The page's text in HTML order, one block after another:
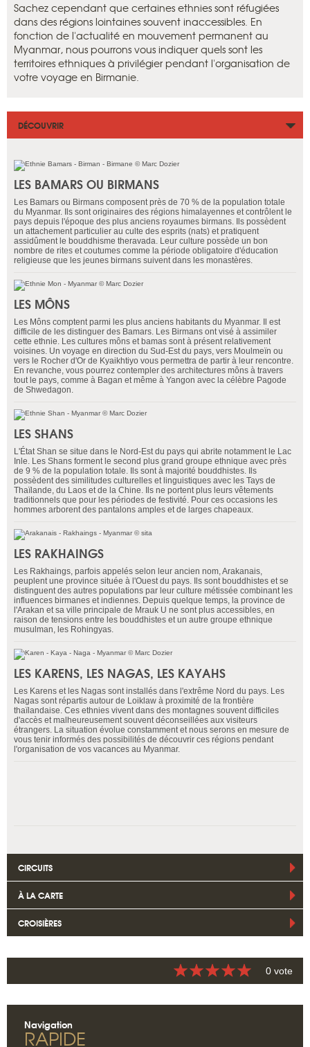
Sachez cependant que certaines ethnies sont réfugiées
dans des régions lointaines souvent inaccessibles. En
fonction de l'actualité en mouvement permanent au
Myanmar, nous pourrons vous indiquer quels sont les
territoires ethniques à privilégier pendant l'organisation de
votre voyage en Birmanie.
DÉCOUVRIR
LES BAMARS OU BIRMANS
Les Bamars ou Birmans composent près de 70 % de la population totale
du Myanmar. Ils sont originaires des régions himalayennes et contrôlent le
pays depuis l'époque des plus anciens royaumes birmans. Ils possèdent
un attachement particulier au culte des esprits (nats) et pratiquent
assidûment le bouddhisme theravada. Leur culture possède un bon
nombre de rites et coutumes comme la période obligatoire d'éducation
religieuse que les jeunes birmans suivent dans les monastères.
LES MÔNS
Les Môns comptent parmi les plus anciens habitants du Myanmar. Il est
difficile de les distinguer des Bamars. Les Birmans ont visé à assimiler
cette ethnie. Les cultures môns et bamas sont à présent relativement
voisines. Un voyage en direction du Sud-Est du pays, vers Moulmeïn ou
vers le Rocher d'Or de Kyaikhtiyo vous permettra de partir à leur rencontre.
En revanche, vous pourrez contempler des architectures môns à travers
tout le pays, comme à Bagan et même à Yangon avec la célèbre Pagode
de Shwedagon.
LES SHANS
L'État Shan se situe dans le Nord-Est du pays qui abrite notamment le Lac
Inle. Les Shans forment le second plus grand groupe ethnique avec près
de 9 % de la population totale. Ils sont à majorité bouddhistes. Ils
possèdent des similitudes culturelles et linguistiques avec les Tays de
Thaïlande, du Laos et de la Chine. Ils ne portent plus leurs vêtements
traditionnels que pour les périodes de festivité. Pour ces occasions les
hommes arborent des pantalons amples et de larges chapeaux.
LES RAKHAINGS
Les Rakhaings, parfois appelés selon leur ancien nom, Arakanais,
peuplent une province située à l'Ouest du pays. Ils sont bouddhistes et se
distinguent des autres populations par leur culture métissée combinant les
influences birmanes et indiennes. Depuis quelque temps, la province de
l'Arakan et sa ville principale de Mrauk U ne sont plus accessibles, en
raison de tensions entre les bouddhistes et un autre groupe ethnique
musulman, les Rohingyas.
LES KARENS, LES NAGAS, LES KAYAHS
Les Karens et les Nagas sont installés dans l'extrême Nord du pays. Les
Nagas sont répartis autour de Loiklaw à proximité de la frontière
thaïlandaise. Ces ethnies vivent dans des montagnes souvent difficiles
d'accès et malheureusement souvent déconseillées aux visiteurs
étrangers. La situation évolue constamment et nous serons en mesure de
vous tenir informés des possibilités de découvrir ces régions pendant
l'organisation de vos vacances au Myanmar.
CIRCUITS
À LA CARTE
CROISIÈRES
0 vote
Navigation
RAPIDE